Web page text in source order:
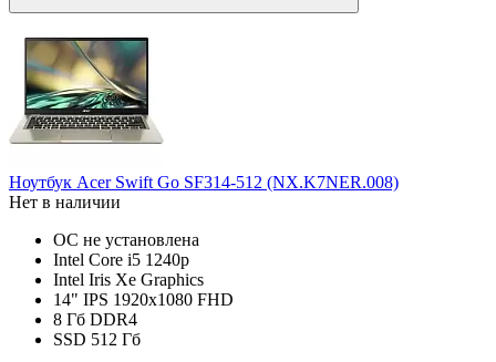
Ноутбук Acer Swift Go SF314-512 (NX.K7NER.008)
Нет в наличии
ОС не установлена
Intel Core i5 1240p
Intel Iris Xe Graphics
14" IPS 1920x1080 FHD
8 Гб DDR4
SSD 512 Гб